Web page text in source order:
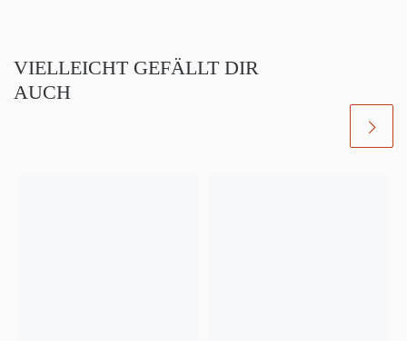
VIELLEICHT GEFÄLLT DIR
AUCH